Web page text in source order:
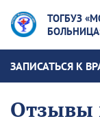
ТОГБУЗ
ЗАПИСАТЬСЯ К
Отзывы